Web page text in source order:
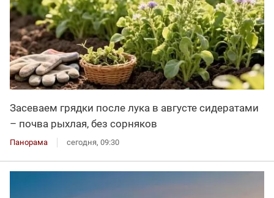
Засеваем грядки после лука в августе сидератами
– почва рыхлая, без сорняков
Панорама сегодня, 09:30